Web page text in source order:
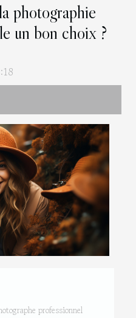
photographie
un bon choix ?
professionnel